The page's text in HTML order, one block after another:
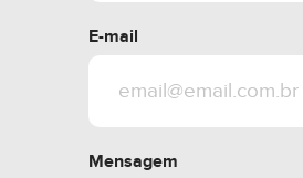
naturalmente. Visite-nos e
Vale a pena conferir. Para
E-mail
Mensagem